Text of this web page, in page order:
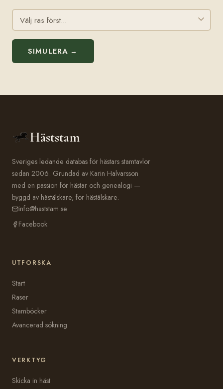
SIMULERA →
Häststam
Sveriges ledande databas för hästars stamtavlor
sedan 2006. Grundad av Karin Halvarsson
med en passion för hästar och genealogi —
byggd av hästälskare, för hästälskare.
info@haststam.se
Facebook
UTFORSKA
Start
Raser
Stamböcker
Avancerad sökning
VERKTYG
Skicka in häst